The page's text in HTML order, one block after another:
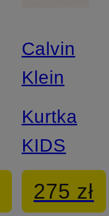
Calvin
Klein
Kurtka
KIDS
275 zł